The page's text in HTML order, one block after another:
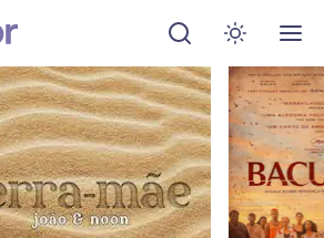
Abrir menu de
Ativar